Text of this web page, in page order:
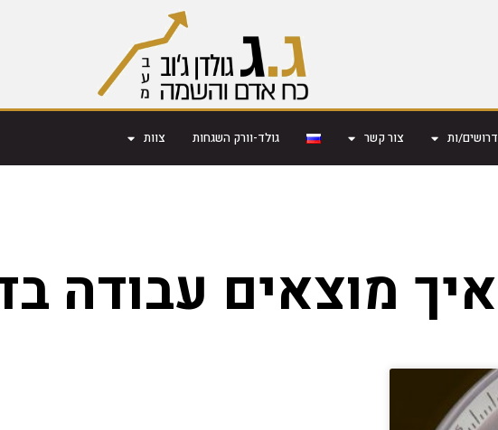
דרושים/ות צור קשר גולד-וורק השגחות צוות
איך מוצאים עבודה